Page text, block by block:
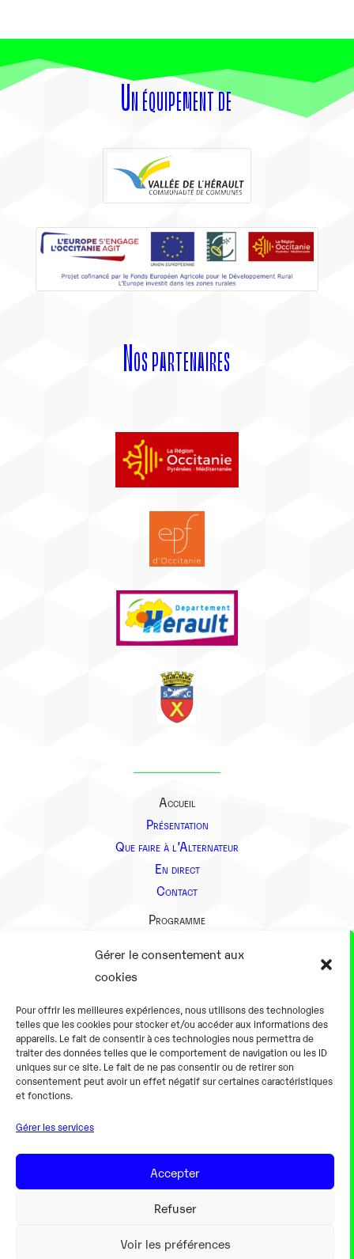
Gérer le consentement aux
cookies
Pour offrir les meilleures expériences, nous utilisons des technologies
telles que les cookies pour stocker et/ou accéder aux informations des
appareils. Le fait de consentir à ces technologies nous permettra de
traiter des données telles que le comportement de navigation ou les ID
uniques sur ce site. Le fait de ne pas consentir ou de retirer son
consentement peut avoir un effet négatif sur certaines caractéristiques
et fonctions.
Gérer les services
Accepter
Refuser
Voir les préférences
Un équipement de
Nos partenaires
Accueil
Présentation
Que faire à l’Alternateur
En direct
Contact
Programme
Présentation
En pratique
Tarifs et horaires
Salles
Équipements numériques
Gaming
Mentions légales